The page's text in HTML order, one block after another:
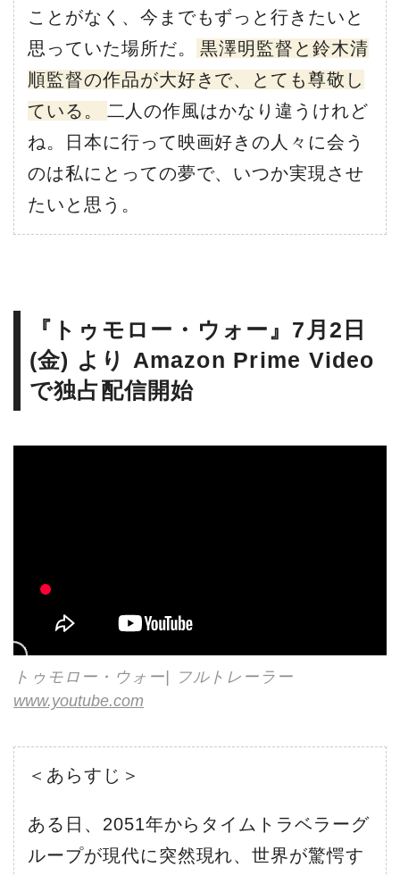
ことがなく、今までもずっと行きたいと
思っていた場所だ。
黒澤明監督と鈴木清
順監督の作品が大好きで、とても尊敬し
ている。
二人の作風はかなり違うけれど
ね。日本に行って映画好きの人々に会う
のは私にとっての夢で、いつか実現させ
たいと思う。
『トゥモロー・ウォー』7月2日
(金) より Amazon Prime Video
で独占配信開始
トゥモロー・ウォー| フルトレーラー
www.youtube.com
＜あらすじ＞
ある日、2051年からタイムトラベラーグ
ループが現代に突然現れ、世界が驚愕す